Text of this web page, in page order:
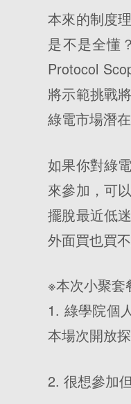
本來的制度
是不是全懂
Protocol
將示範挑戰
綠電市場潛
如果你對綠
來參加，可
擺脫最近低
外面買也買
※本次小聚套
1. 綠學院個
本場次開放
2. 很想參加